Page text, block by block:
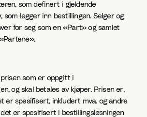
som definert i gjeldende
som legger inn bestillingen. Selger og
for seg som en «Part» og samlet
som er oppgitt i
og skal betales av kjøper. Prisen er,
er spesifisert, inkludert mva. og andre
er spesifisert i bestillingsløsningen